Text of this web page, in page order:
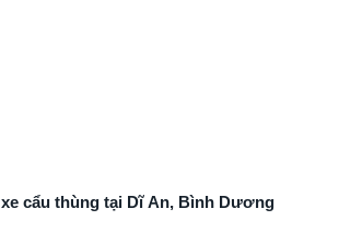
cẩu thùng tại Dĩ An, Bình Dương